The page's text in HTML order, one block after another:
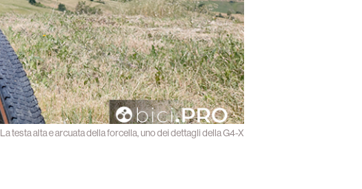
La testa alta e arcuata della forcella, uno dei dettagli della G4-X